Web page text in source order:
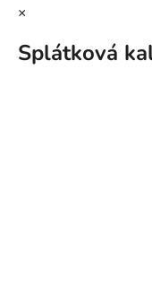
×
Splátková